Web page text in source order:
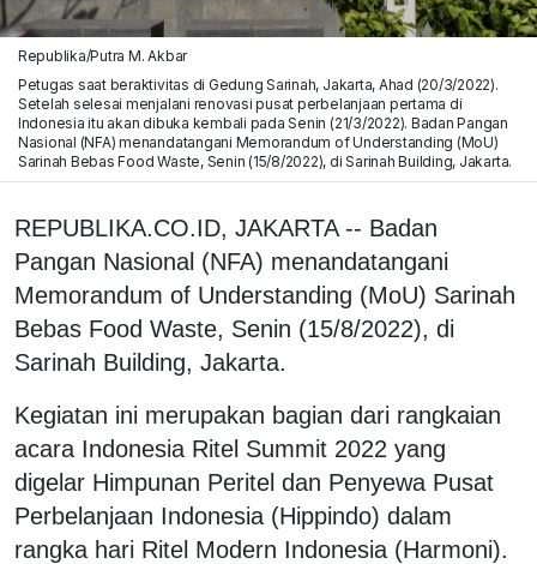
Republika/Putra M. Akbar
Petugas saat beraktivitas di Gedung Sarinah, Jakarta, Ahad (20/3/2022).
Setelah selesai menjalani renovasi pusat perbelanjaan pertama di
Indonesia itu akan dibuka kembali pada Senin (21/3/2022). Badan Pangan
Nasional (NFA) menandatangani Memorandum of Understanding (MoU)
Sarinah Bebas Food Waste, Senin (15/8/2022), di Sarinah Building, Jakarta.
REPUBLIKA.CO.ID, JAKARTA -- Badan
Pangan Nasional (NFA) menandatangani
Memorandum of Understanding (MoU) Sarinah
Bebas Food Waste, Senin (15/8/2022), di
Sarinah Building, Jakarta.
Kegiatan ini merupakan bagian dari rangkaian
acara Indonesia Ritel Summit 2022 yang
digelar Himpunan Peritel dan Penyewa Pusat
Perbelanjaan Indonesia (Hippindo) dalam
rangka hari Ritel Modern Indonesia (Harmoni).